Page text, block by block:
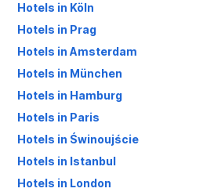
Hotels in Köln
Hotels in Prag
Hotels in Amsterdam
Hotels in München
Hotels in Hamburg
Hotels in Paris
Hotels in Świnoujście
Hotels in Istanbul
Hotels in London